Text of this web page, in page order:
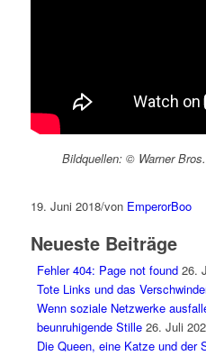
Bildquellen: © Warner
19. Juni 2018/von EmperorBoo
Neueste Beiträge
Fehler 404: Page not found 26.
Tote Links und das
Wenn soziale Netzwerke
beunruhigende Stille 26. Juli
Die Queen, eine Katze und der